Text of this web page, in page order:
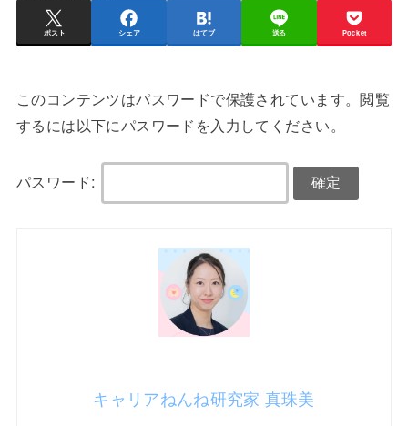
ポスト シェア はてブ 送る Pocket
このコンテンツはパスワードで保護されています。閲覧
するには以下にパスワードを入力してください。
パスワード:
キャリアねんね研究家 真珠美